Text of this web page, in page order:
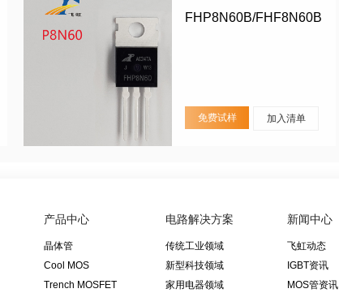
FHP8N60B/FHF8N60B
免费试样 加入清单
产品中心
晶体管
Cool MOS
Trench MOSFET
电路解决方案
传统工业领域
新型科技领域
家用电器领域
新闻中心
飞虹动态
IGBT资讯
MOS管资讯